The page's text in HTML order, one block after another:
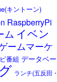
キントーン)
RaspberryPi
ム イベン
ームマーケ
番組 データベー
ランチ(五反田・